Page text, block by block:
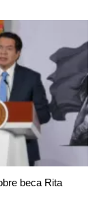
beca Rita